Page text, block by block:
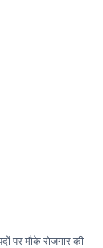
पर मौके रोजगार की